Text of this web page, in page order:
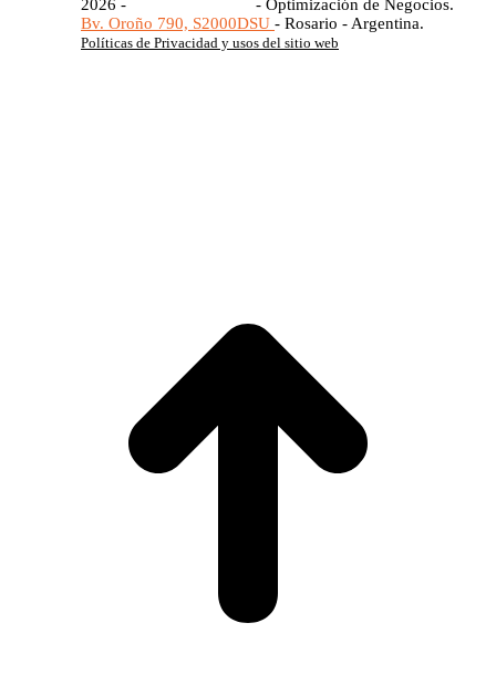
2026 -
- Optimización de Negocios.
Bv. Oroño 790, S2000DSU - Rosario - Argentina.
Políticas de Privacidad y usos del sitio web